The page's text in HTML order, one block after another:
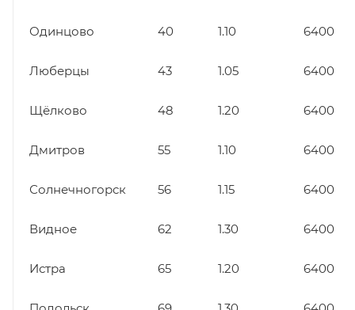
Одинцово 40 1.10 6400
Люберцы 43 1.05 6400
Щёлково 48 1.20 6400
Дмитров 55 1.10 6400
Солнечногорск 56 1.15 6400
Видное 62 1.30 6400
Истра 65 1.20 6400